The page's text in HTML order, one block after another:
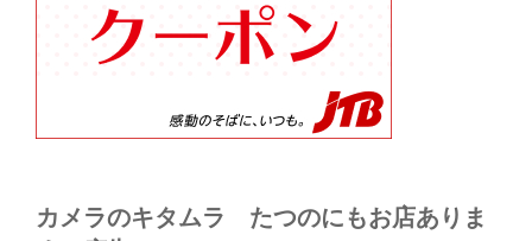
カメラのキタムラ たつのにもお店ありま